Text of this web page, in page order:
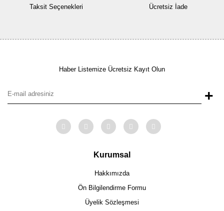
Taksit Seçenekleri Ücretsiz İade
Haber Listemize Ücretsiz Kayıt Olun
+
Kurumsal
Hakkımızda
Ön Bilgilendirme Formu
Üyelik Sözleşmesi